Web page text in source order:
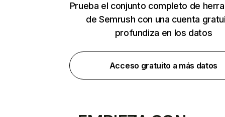
Prueba el conjunto completo de
de Semrush con una cuenta
profundiza en los datos
Acceso gratuito a más datos